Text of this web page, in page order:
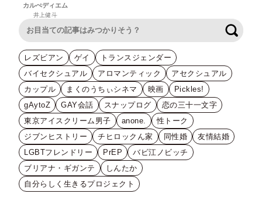
カルぺディエム
井上健斗
レズビアン ゲイ
トランスジェンダー
バイセクシュアル
アロマンティック
アセクシュアル
カップル
まくのうちぃシネマ 映画
Pickles!
gAytoZ
GAY会話 スナップログ
恋の三十一文字
東京アイスクリーム男子
anone.
性トーク
ジブンヒストリー
チヒロックん家 同性婚
友情結婚
LGBTフレンドリー
PrEP
バビ江ノビッチ
ブリアナ・ギガンテ
しんたか
自分らしく生きるプロジェクト